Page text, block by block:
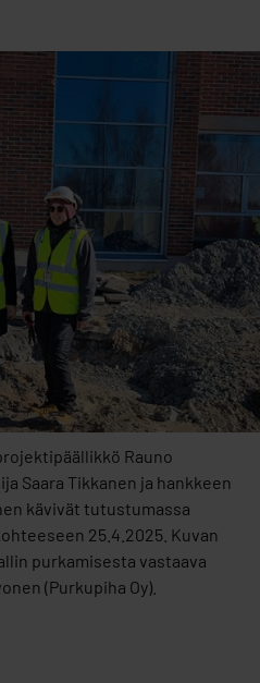
Rauno
Saara Tikkanen ja hankkeen
kävivät tutustumassa
25.4.2025. Kuvan
purkamisesta vastaava
(Purkupiha Oy).